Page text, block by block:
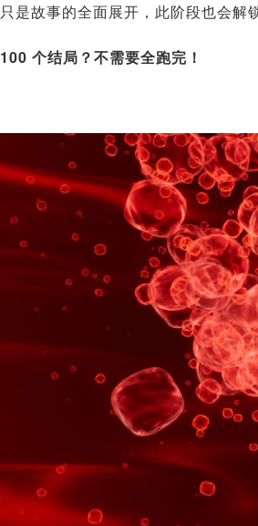
只是故事的全面展开，此阶段也会
100 个结局？不需要全跑完！